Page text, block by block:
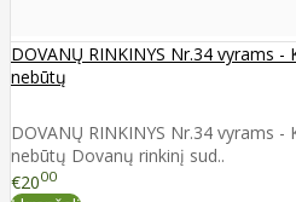
DOVANŲ RINKINYS Nr.34 vyrams
nebūtų
DOVANŲ RINKINYS Nr.34 vyrams
nebūtų Dovanų rinkinį sud..
€2000